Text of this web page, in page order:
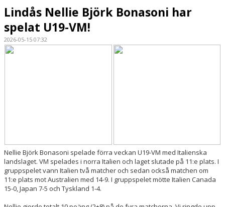
Lindås Nellie Björk Bonasoni har
spelat U19-VM!
2026-05-15 07:32
Nellie Björk Bonasoni spelade förra veckan U19-VM med Italienska
landslaget. VM spelades i norra Italien och laget slutade på 11:e plats. I
gruppspelet vann Italien två matcher och sedan också matchen om
11:e plats mot Australien med 14-9. I gruppspelet mötte Italien Canada
15-0, Japan 7-5 och Tyskland 1-4.